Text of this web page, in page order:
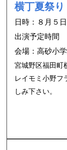
横丁夏祭り
日時：８月５日
出演予定時間
会場：高砂小
宮城野区福田町
レイモミ小野フ
しみ下さい。